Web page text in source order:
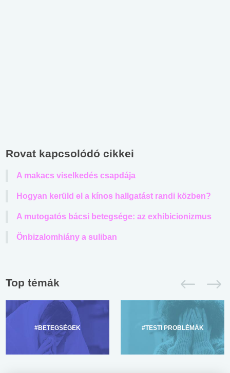
Rovat kapcsolódó cikkei
A makacs viselkedés csapdája
Hogyan kerüld el a kínos hallgatást randi közben?
A mutogatós bácsi betegsége: az exhibicionizmus
Önbizalomhiány a suliban
Top témák
#BETEGSÉGEK #TESTI PROBLÉMÁK